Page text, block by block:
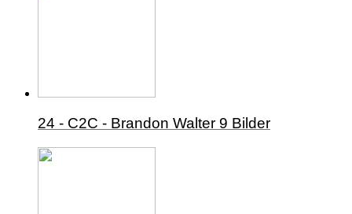
24 - C2C - Brandon Walter 9 Bilder